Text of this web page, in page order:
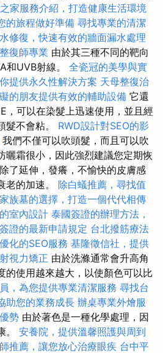
家服務介紹，打造健康生活環境
的旅程做好準備 尋找專業的清潔
修復，快速有效的牆面漏水處理
復師專業 由於其三種不同的靶向
和UVB射線。 全瓷冠的美學與實
提供永久性解決方案 天母整復治
的朋友提供有效的輔助設備 它還
，可以在染髮上迅速使用，並且經
髮不會粘。 RWD設計對SEO的影
我們不僅可以吹頭髮，而且可以吹
曬霜很小，因此強烈建議您定期恢
了延伸，發癢，不愉快的皮膚感
老的加速。 除白蟻推薦，尋找值
家族墓的選擇，打造一個代代相傳
室內設計 泰國簽證的辦理方法，
證的最新申請規定 台北撥筋療法
化的SEO服務 基隆徵信社，提供
視力矯正 由於洗滌通常會升高角
的使用越來越大，以使顏色可以比
，為您提供專業清潔服務 尋找台
助您的業務成長 辦桌專業外燴服
勢 由於著色是一種化學處理，因
。 安養院，提供溫馨照護與周到
推薦，讓您放心治療眼疾 台中平